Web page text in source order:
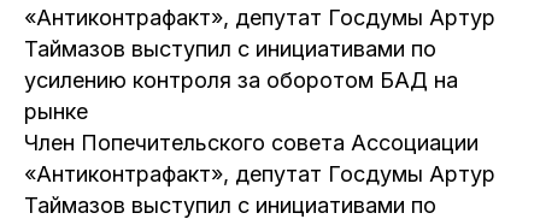
«Антиконтрафакт», депутат Госдумы Артур
Таймазов выступил с инициативами по
усилению контроля за оборотом БАД на
рынке
Член Попечительского совета Ассоциации
«Антиконтрафакт», депутат Госдумы Артур
Таймазов выступил с инициативами по